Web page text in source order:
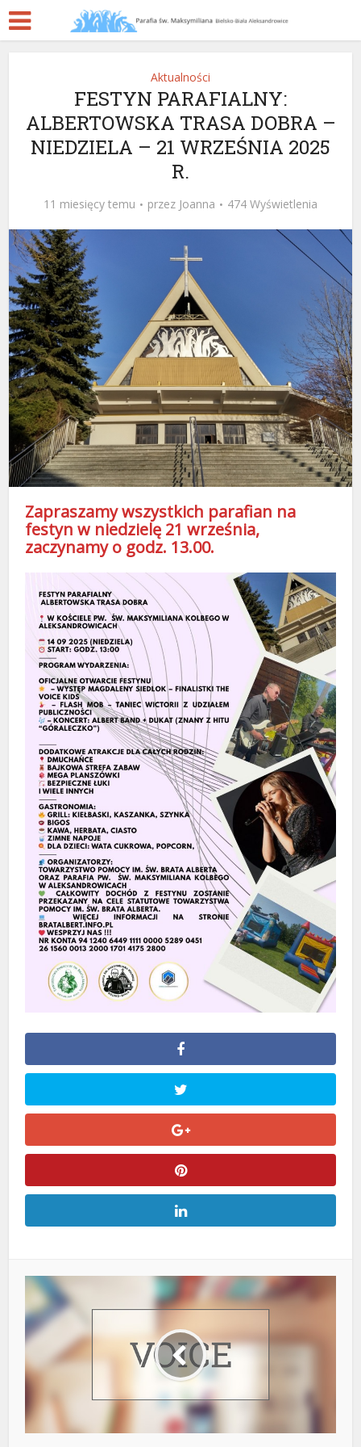
Aktualności
FESTYN PARAFIALNY:
ALBERTOWSKA TRASA DOBRA –
NIEDZIELA – 21 WRZEŚNIA 2025
R.
11 miesięcy temu przez Joanna 474 Wyświetlenia
Zapraszamy wszystkich parafian na
festyn w niedzielę 21 września,
zaczynamy o godz. 13.00.